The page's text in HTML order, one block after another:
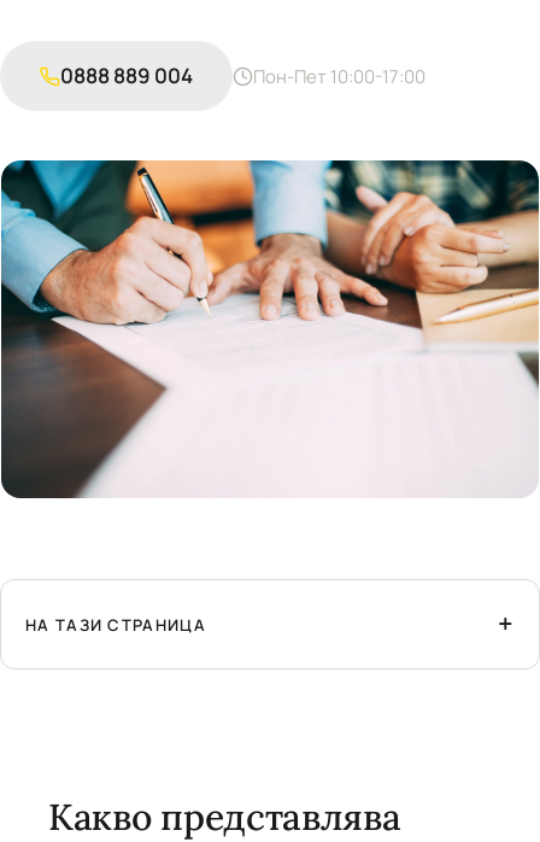
0888 889 004 Пон-Пет 10:00-17:00
НА ТАЗИ СТРАНИЦА
Какво представлява